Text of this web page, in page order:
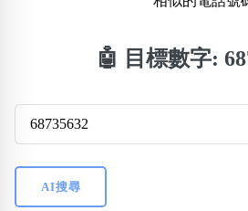
無3無4 無5無6無7無8 無9
清除全
🤖 目標數字:
AI搜尋